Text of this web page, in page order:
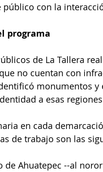
con la
programa
de La Tallera
no cuentan con
monumentos y
a esas
en cada
de trabajo son las
Ahuatepec --al